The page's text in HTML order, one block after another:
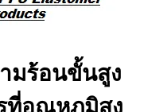
มร้อนขั้นสูง
ที่อุณหภูมิสูง